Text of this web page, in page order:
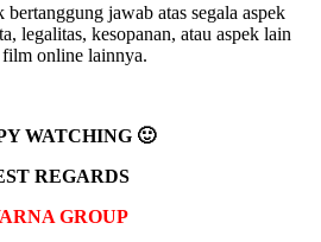
bertanggung jawab atas segala aspek
legalitas, kesopanan, atau aspek lain
online lainnya.
WATCHING 🙂
REGARDS
GROUP